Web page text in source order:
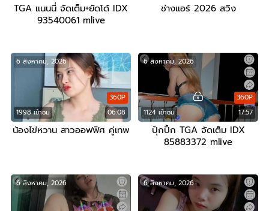
TGA แนนนี่ จัดเต็ม+ยัดโด้ IDX
93540061 mlive
ช่างแอร์ 2026 สวิง
1998 เข้าชม 06:08
360P
6 สิงหาคม, 2026
น้องไข่หวาน สาวออฟฟิศ คู่เทพ
1124 เข้าชม 17:57
360P
6 สิงหาคม, 2026
ปุ้กปิ้ก TGA จัดเต็ม IDX
85883372 mlive
6 สิงหาคม, 2026 6 สิงหาคม, 2026